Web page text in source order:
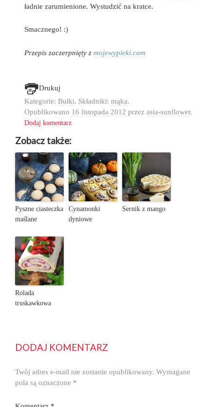
ładnie zarumienione. Wystudzić na kratce.
Smacznego! :)
Przepis zaczerpnięty z mojewypieki.com
Drukuj
Kategorie: Bułki. Składniki: mąka.
Opublikowano 16 listopada 2012 przez asia-sunflower.
Dodaj komentarz
Zobacz także:
Pyszne ciasteczka
maślane
Cynamonki
dyniowe
Sernik z mango
Rolada
truskawkowa
DODAJ KOMENTARZ
Twój adres e-mail nie zostanie opublikowany. Wymagane
pola są oznaczone *